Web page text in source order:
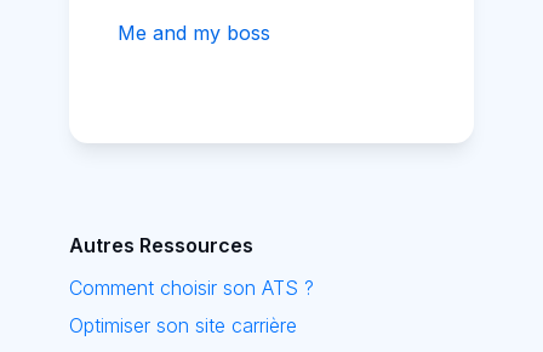
Autres Ressources
Comment choisir son ATS ?
Optimiser son site carrière
Me and my boss